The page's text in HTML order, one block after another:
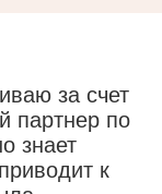
за счет
партнер по
знает
к